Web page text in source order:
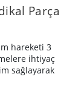
Parça
hareketi 3
ihtiyaç
sağlayarak